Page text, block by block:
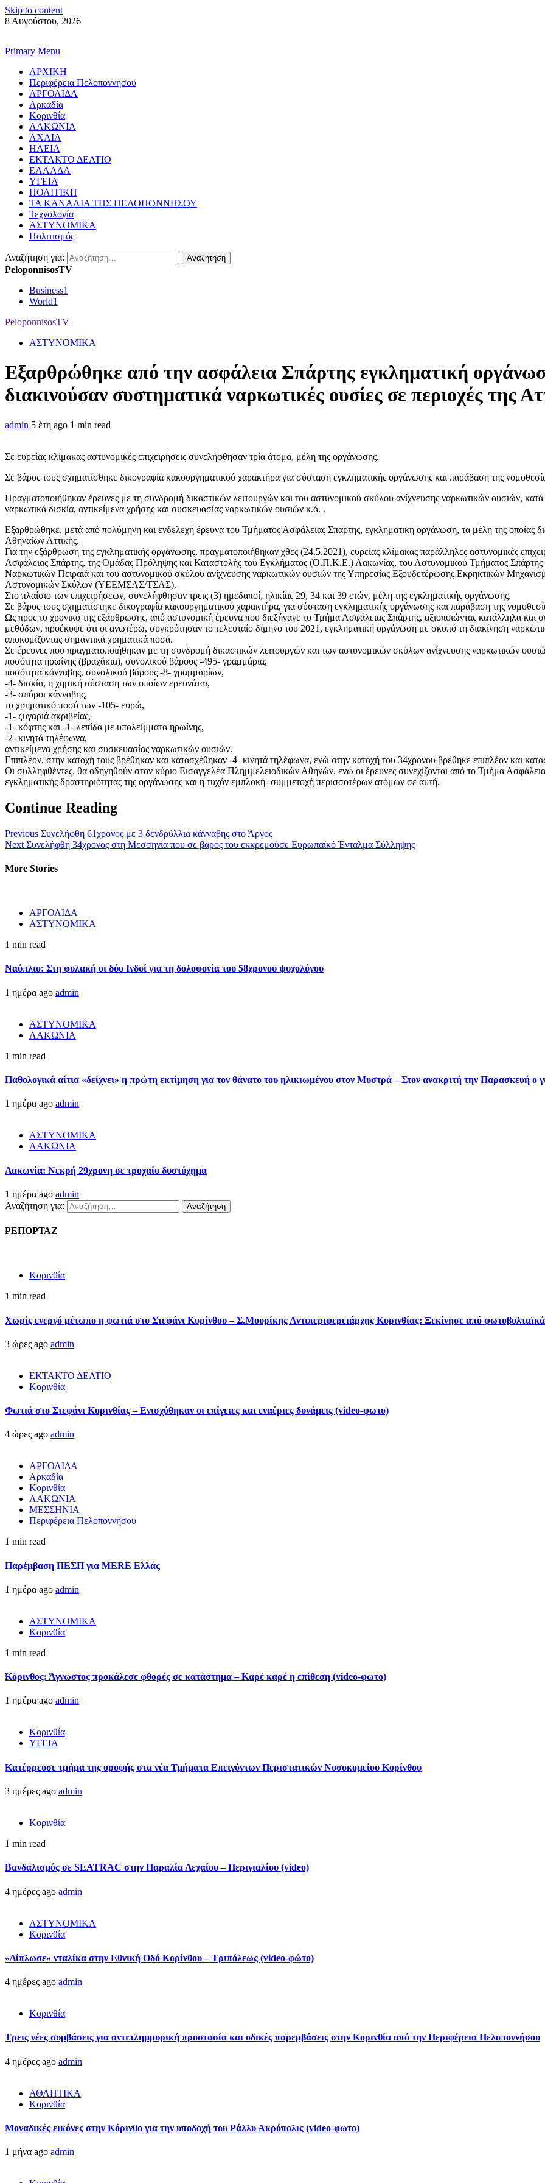
Skip to content
8 Αυγούστου, 2026
Primary Menu
ΑΡΧΙΚΗ
Περιφέρεια Πελοποννήσου
ΑΡΓΟΛΙΔΑ
Αρκαδία
Κορινθία
ΛΑΚΩΝΙΑ
ΑΧΑΙΑ
ΗΛΕΙΑ
ΕΚΤΑΚΤΟ ΔΕΛΤΙΟ
ΕΛΛΑΔΑ
ΥΓΕΙΑ
ΠΟΛΙΤΙΚΗ
ΤΑ ΚΑΝΑΛΙΑ ΤΗΣ ΠΕΛΟΠΟΝΝΗΣΟΥ
Τεχνολογία
ΑΣΤΥΝΟΜΙΚΑ
Πολιτισμός
Αναζήτηση για:
PeloponnisosTV
Business1
World1
PeloponnisosTV
ΑΣΤΥΝΟΜΙΚΑ
Εξαρθρώθηκε από την ασφάλεια Σπάρτης εγκληματική
διακινούσαν συστηματικά ναρκωτικές ουσίες σε περιοχές της
admin 5 έτη ago 1 min read
Σε ευρείας κλίμακας αστυνομικές επιχειρήσεις συνελήφθησαν τρία άτομα, μέλη της οργάνωσης.
Σε βάρος τους σχηματίσθηκε δικογραφία κακουργηματικού χαρακτήρα για σύσταση εγκληματικής οργάνωσης και παράβαση της
Πραγματοποιήθηκαν έρευνες με τη συνδρομή δικαστικών λειτουργών και του αστυνομικού σκύλου ανίχνευσης ναρκωτικών ουσιών, κατά
ναρκωτικά δισκία, αντικείμενα χρήσης και συσκευασίας ναρκωτικών ουσιών κ.ά. .
Εξαρθρώθηκε, μετά από πολύμηνη και ενδελεχή έρευνα του Τμήματος Ασφάλειας Σπάρτης, εγκληματική οργάνωση, τα μέλη της οποίας
Αθηναίων Αττικής.
Για την εξάρθρωση της εγκληματικής οργάνωσης, πραγματοποιήθηκαν χθες (24.5.2021), ευρείας κλίμακας παράλληλες αστυνομικές
Ασφάλειας Σπάρτης, της Ομάδας Πρόληψης και Καταστολής του Εγκλήματος (Ο.Π.Κ.Ε.) Λακωνίας, του Αστυνομικού Τμήματος Σπάρτης
Ναρκωτικών Πειραιά και του αστυνομικού σκύλου ανίχνευσης ναρκωτικών ουσιών της Υπηρεσίας Εξουδετέρωσης Εκρηκτικών
Αστυνομικών Σκύλων (ΥΕΕΜΣΑΣ/ΤΣΑΣ).
Στο πλαίσιο των επιχειρήσεων, συνελήφθησαν τρεις (3) ημεδαποί, ηλικίας 29, 34 και 39 ετών, μέλη της εγκληματικής οργάνωσης.
Σε βάρος τους σχηματίστηκε δικογραφία κακουργηματικού χαρακτήρα, για σύσταση εγκληματικής οργάνωσης και παράβαση της
Ως προς το χρονικό της εξάρθρωσης, από αστυνομική έρευνα που διεξήγαγε το Τμήμα Ασφάλειας Σπάρτης, αξιοποιώντας κατάλληλα και
μεθόδων, προέκυψε ότι οι ανωτέρω, συγκρότησαν το τελευταίο δίμηνο του 2021, εγκληματική οργάνωση με σκοπό τη διακίνηση
αποκομίζοντας σημαντικά χρηματικά ποσά.
Σε έρευνες που πραγματοποιήθηκαν με τη συνδρομή δικαστικών λειτουργών και των αστυνομικών σκύλων ανίχνευσης ναρκωτικών
ποσότητα ηρωίνης (βραχάκια), συνολικού βάρους -495- γραμμάρια,
ποσότητα κάνναβης, συνολικού βάρους -8- γραμμαρίων,
-4- δισκία, η χημική σύσταση των οποίων ερευνάται,
-3- σπόροι κάνναβης,
το χρηματικό ποσό των -105- ευρώ,
-1- ζυγαριά ακριβείας,
-1- κόφτης και -1- λεπίδα με υπολείμματα ηρωίνης,
-2- κινητά τηλέφωνα,
αντικείμενα χρήσης και συσκευασίας ναρκωτικών ουσιών.
Επιπλέον, στην κατοχή τους βρέθηκαν και κατασχέθηκαν -4- κινητά τηλέφωνα, ενώ στην κατοχή του 34χρονου βρέθηκε επιπλέον και
Οι συλληφθέντες, θα οδηγηθούν στον κύριο Εισαγγελέα Πλημμελειοδικών Αθηνών, ενώ οι έρευνες συνεχίζονται από το Τμήμα
εγκληματικής δραστηριότητας της οργάνωσης και η τυχόν εμπλοκή- συμμετοχή περισσοτέρων ατόμων σε αυτή.
Continue Reading
Previous Συνελήφθη 61χρονος με 3 δενδρύλλια κάνναβης στο Άργος
Next Συνελήφθη 34χρονος στη Μεσσηνία που σε βάρος του εκκρεμούσε Ευρωπαϊκό Ένταλμα Σύλληψης
More Stories
ΑΡΓΟΛΙΔΑ
ΑΣΤΥΝΟΜΙΚΑ
1 min read
Ναύπλιο: Στη φυλακή οι δύο Ινδοί για τη δολοφονία του 58χρονου ψυχολόγου
1 ημέρα ago admin
ΑΣΤΥΝΟΜΙΚΑ
ΛΑΚΩΝΙΑ
1 min read
Παθολογικά αίτια «δείχνει» η πρώτη εκτίμηση για τον θάνατο του ηλικιωμένου στον Μυστρά – Στον ανακριτή την Παρασκευή ο
1 ημέρα ago admin
ΑΣΤΥΝΟΜΙΚΑ
ΛΑΚΩΝΙΑ
Λακωνία: Νεκρή 29χρονη σε τροχαίο δυστύχημα
1 ημέρα ago admin
Αναζήτηση για:
ΡΕΠΟΡΤΑΖ
Κορινθία
1 min read
Χωρίς ενεργό μέτωπο η φωτιά στο Στεφάνι Κορίνθου – Σ.Μουρίκης Αντιπεριφερειάρχης Κορινθίας: Ξεκίνησε από
3 ώρες ago admin
ΕΚΤΑΚΤΟ ΔΕΛΤΙΟ
Κορινθία
Φωτιά στο Στεφάνι Κορινθίας – Ενισχύθηκαν οι επίγειες και εναέριες δυνάμεις (video-φωτο)
4 ώρες ago admin
ΑΡΓΟΛΙΔΑ
Αρκαδία
Κορινθία
ΛΑΚΩΝΙΑ
ΜΕΣΣΗΝΙΑ
Περιφέρεια Πελοποννήσου
1 min read
Παρέμβαση ΠΕΣΠ για MERE Ελλάς
1 ημέρα ago admin
ΑΣΤΥΝΟΜΙΚΑ
Κορινθία
1 min read
Κόρινθος: Άγνωστος προκάλεσε φθορές σε κατάστημα – Καρέ καρέ η επίθεση (video-φωτο)
1 ημέρα ago admin
Κορινθία
ΥΓΕΙΑ
Kατέρρευσε τμήμα της οροφής στα νέα Τμήματα Επειγόντων Περιστατικών Νοσοκομείου Κορίνθου
3 ημέρες ago admin
Κορινθία
1 min read
Βανδαλισμός σε SEATRAC στην Παραλία Λεχαίου – Περιγιαλίου (video)
4 ημέρες ago admin
ΑΣΤΥΝΟΜΙΚΑ
Κορινθία
«Δίπλωσε» νταλίκα στην Εθνική Oδό Κορίνθου – Τριπόλεως (video-φώτο)
4 ημέρες ago admin
Κορινθία
Τρεις νέες συμβάσεις για αντιπλημμυρική προστασία και οδικές παρεμβάσεις στην Κορινθία από την Περιφέρεια Πελοποννήσου
4 ημέρες ago admin
ΑΘΛΗΤΙΚΑ
Κορινθία
Μοναδικές εικόνες στην Κόρινθο για την υποδοχή του Ράλλυ Ακρόπολις (video-φωτο)
1 μήνα ago admin